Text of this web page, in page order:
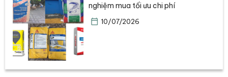
nghiệm mua tối ưu chi phí
10/07/2026